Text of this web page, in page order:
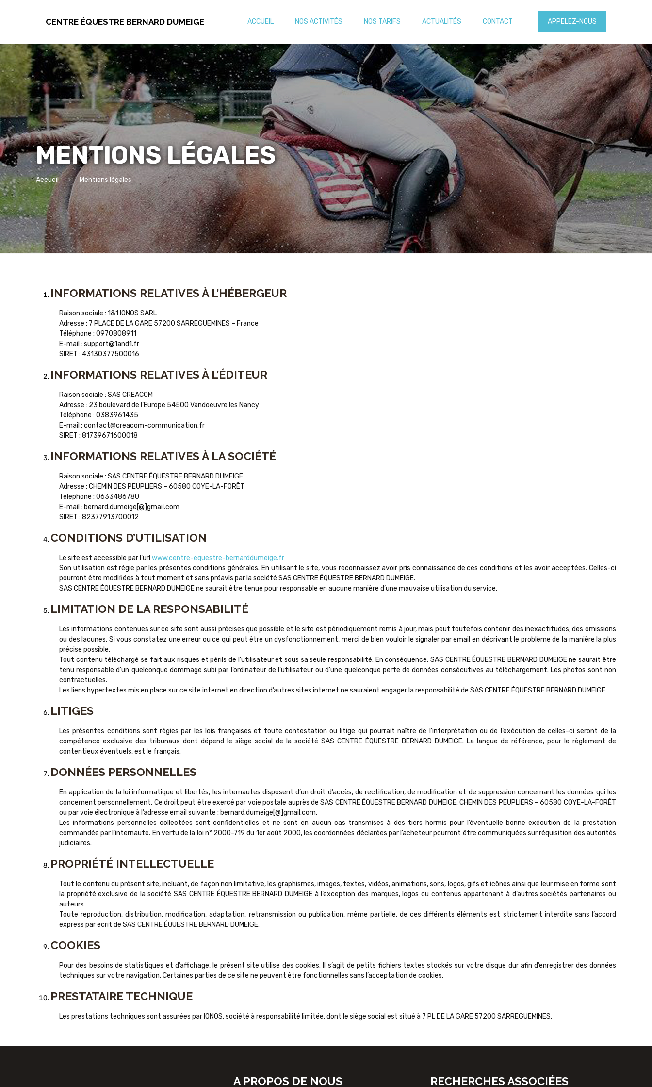
CENTRE ÉQUESTRE BERNARD DUMEIGE ACCUEIL NOS ACTIVITÉS NOS TARIFS ACTUALITÉS CONTACT APPELEZ-NOUS
MENTIONS LÉGALES
Accueil Mentions légales
INFORMATIONS RELATIVES À L’HÉBERGEUR
Raison sociale : 1&1 IONOS SARL
Adresse : 7 PLACE DE LA GARE 57200 SARREGUEMINES – France
Téléphone : 0970808911
E-mail : support@1and1.fr
SIRET : 43130377500016
INFORMATIONS RELATIVES À L’ÉDITEUR
Raison sociale : SAS CREACOM
Adresse : 23 boulevard de l’Europe 54500 Vandoeuvre les Nancy
Téléphone : 0383961435
E-mail : contact@creacom-communication.fr
SIRET : 81739671600018
INFORMATIONS RELATIVES À LA SOCIÉTÉ
Raison sociale : SAS CENTRE ÉQUESTRE BERNARD DUMEIGE
Adresse : CHEMIN DES PEUPLIERS – 60580 COYE-LA-FORÊT
Téléphone : 0633486780
E-mail : bernard.dumeige[@]gmail.com
SIRET : 82377913700012
CONDITIONS D’UTILISATION
Le site est accessible par l’url www.centre-equestre-bernarddumeige.fr
Son utilisation est régie par les présentes conditions générales. En utilisant le site, vous reconnaissez avoir pris connaissance de ces conditions et les avoir acceptées. Celles-ci
pourront être modifiées à tout moment et sans préavis par la société SAS CENTRE ÉQUESTRE BERNARD DUMEIGE.
SAS CENTRE ÉQUESTRE BERNARD DUMEIGE ne saurait être tenue pour responsable en aucune manière d’une mauvaise utilisation du service.
LIMITATION DE LA RESPONSABILITÉ
Les informations contenues sur ce site sont aussi précises que possible et le site est périodiquement remis à jour, mais peut toutefois contenir des inexactitudes, des omissions
ou des lacunes. Si vous constatez une erreur ou ce qui peut être un dysfonctionnement, merci de bien vouloir le signaler par email en décrivant le problème de la manière la plus
précise possible.
Tout contenu téléchargé se fait aux risques et périls de l’utilisateur et sous sa seule responsabilité. En conséquence, SAS CENTRE ÉQUESTRE BERNARD DUMEIGE ne saurait être
tenu responsable d’un quelconque dommage subi par l’ordinateur de l’utilisateur ou d’une quelconque perte de données consécutives au téléchargement. Les photos sont non
contractuelles.
Les liens hypertextes mis en place sur ce site internet en direction d’autres sites internet ne sauraient engager la responsabilité de SAS CENTRE ÉQUESTRE BERNARD DUMEIGE.
LITIGES
Les présentes conditions sont régies par les lois françaises et toute contestation ou litige qui pourrait naître de l’interprétation ou de l’exécution de celles-ci seront de la
compétence exclusive des tribunaux dont dépend le siège social de la société SAS CENTRE ÉQUESTRE BERNARD DUMEIGE. La langue de référence, pour le règlement de
contentieux éventuels, est le français.
DONNÉES PERSONNELLES
En application de la loi informatique et libertés, les internautes disposent d’un droit d’accès, de rectification, de modification et de suppression concernant les données qui les
concernent personnellement. Ce droit peut être exercé par voie postale auprès de SAS CENTRE ÉQUESTRE BERNARD DUMEIGE. CHEMIN DES PEUPLIERS – 60580 COYE-LA-FORÊT
ou par voie électronique à l’adresse email suivante : bernard.dumeige[@]gmail.com.
Les informations personnelles collectées sont confidentielles et ne sont en aucun cas transmises à des tiers hormis pour l’éventuelle bonne exécution de la prestation
commandée par l’internaute. En vertu de la loi n° 2000-719 du 1er août 2000, les coordonnées déclarées par l’acheteur pourront être communiquées sur réquisition des autorités
judiciaires.
PROPRIÉTÉ INTELLECTUELLE
Tout le contenu du présent site, incluant, de façon non limitative, les graphismes, images, textes, vidéos, animations, sons, logos, gifs et icônes ainsi que leur mise en forme sont
la propriété exclusive de la société SAS CENTRE ÉQUESTRE BERNARD DUMEIGE à l’exception des marques, logos ou contenus appartenant à d’autres sociétés partenaires ou
auteurs.
Toute reproduction, distribution, modification, adaptation, retransmission ou publication, même partielle, de ces différents éléments est strictement interdite sans l’accord
express par écrit de SAS CENTRE ÉQUESTRE BERNARD DUMEIGE.
COOKIES
Pour des besoins de statistiques et d’affichage, le présent site utilise des cookies. Il s’agit de petits fichiers textes stockés sur votre disque dur afin d’enregistrer des données
techniques sur votre navigation. Certaines parties de ce site ne peuvent être fonctionnelles sans l’acceptation de cookies.
PRESTATAIRE TECHNIQUE
Les prestations techniques sont assurées par IONOS, société à responsabilité limitée, dont le siège social est situé à 7 PL DE LA GARE 57200 SARREGUEMINES.
A PROPOS DE NOUS RECHERCHES ASSOCIÉES